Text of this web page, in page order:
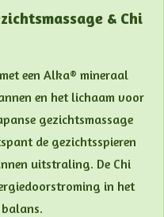
& Chi
een Alka® mineraal
en het lichaam voor
gezichtsmassage
de gezichtsspieren
uitstraling. De Chi
in het